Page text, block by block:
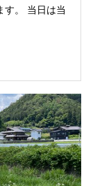
す。 当日は当